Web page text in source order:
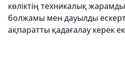
көліктің техникалық
болжамы мен дауылды
ақпаратты қадағалау керек